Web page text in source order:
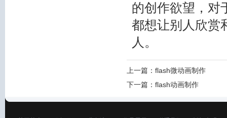
的创作欲望，对
都想让别人欣赏
人。
上一篇： flash微动画制作
下一篇： flash动画制作